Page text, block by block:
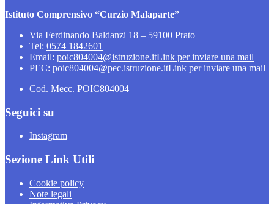
Istituto Comprensivo “Curzio Malaparte”
Via Ferdinando Baldanzi 18 – 59100 Prato
Tel: 0574 1842601
Email: poic804004@istruzione.itLink per inviare una mail
PEC: poic804004@pec.istruzione.itLink per inviare una mail
Cod. Mecc. POIC804004
Seguici su
Instagram
Sezione Link Utili
Cookie policy
Note legali